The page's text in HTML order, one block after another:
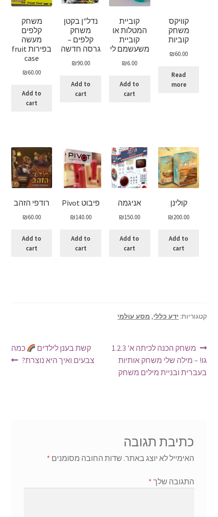
קוויקס
משחק
קוביות
₪60.00
Read
more
קוביית
המטלות או
קוביית
משעשמם לי
₪6.00
Add to
cart
נדל"ן בקטן
משחק
קלפים –
גרסה חדשה
₪90.00
Add to
cart
משחק
קלפים
מעשה
בפירות fruit
case
₪60.00
Add to
cart
קולינן
₪200.00
Add to
cart
אניגמה
₪150.00
Add to
cart
פיבוט Pivot
₪140.00
Add to
cart
רודפי הזהב
₪60.00
Add to
cart
קטגוריות: ידע כללי, מסע עולמי
ניווט
הפוסט
הקודם:
משחק הכנה לכיתה א' 1.2.3
גו! – מילה שלי משחק אותיות
בעברית ובניית מילים משחק
הפוסט
הבא:
קשת בענן לילדים
כמה
צבעים ואיך היא נוצרת?
כתיבת תגובה
האימייל לא יוצג באתר. שדות החובה מסומנים *
התגובה שלך *